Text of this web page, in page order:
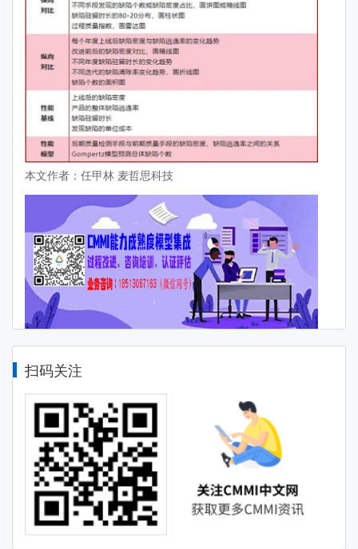
本文作者：任甲林 麦哲思科技
扫码关注